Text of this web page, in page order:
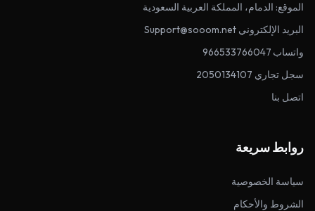
الموقع: الدمام، المملكة العربية السعودية
البريد الإلكتروني Support@sooom.net
واتساب 966533766047
سجل تجاري 2050134107
اتصل بنا
روابط سريعة
سياسة الخصوصية
الشروط والأحكام